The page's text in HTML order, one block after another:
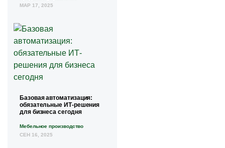
МАР 17, 2025
Базовая автоматизация:
обязательные ИТ-решения
для бизнеса сегодня
Мебельное производство
СЕН 16, 2025